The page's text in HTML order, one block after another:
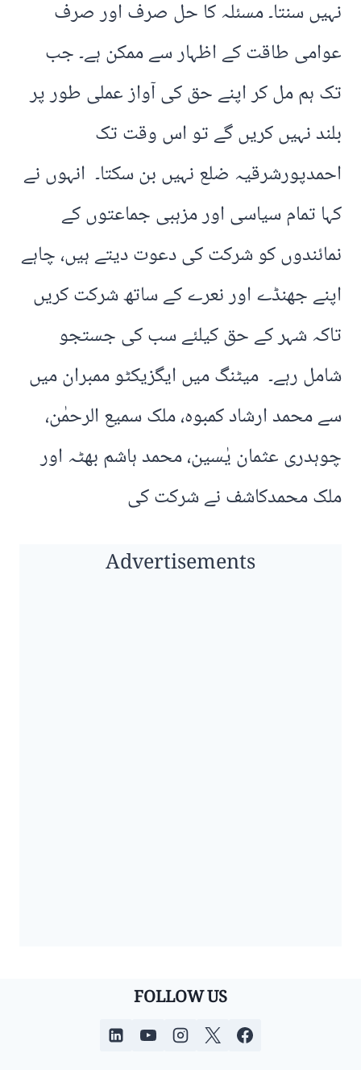
نہیں سنتا۔ مسئلہ کا حل صرف اور صرف
عوامی طاقت کے اظہار سے ممکن ہے۔ جب
تک ہم مل کر اپنے حق کی آواز عملی طور پر
بلند نہیں کریں گے تو اس وقت تک
احمدپورشرقیہ ضلع نہیں بن سکتا۔ انہوں نے
کہا تمام سیاسی اور مزہبی جماعتوں کے
نمائندوں کو شرکت کی دعوت دیتے ہیں، چاہے
اپنے جھنڈے اور نعرے کے ساتھ شرکت کریں
تاکہ شہر کے حق کیلئے سب کی جستجو
شامل رہے۔ میٹنگ میں ایگزیکٹو ممبران میں
سے محمد ارشاد کمبوہ، ملک سمیع الرحمٰن،
چوہدری عثمان یٰسین، محمد ہاشم بھٹہ اور
ملک محمدکاشف نے شرکت کی
Advertisements
FOLLOW US